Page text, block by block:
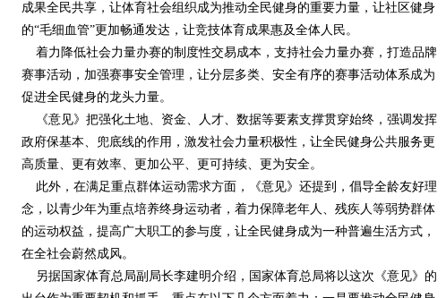
成果全民共享，让体育社会组织成为推动全民健身的重要力量，让社区健身
的“毛细血管”更加畅通发达，让竞技体育成果惠及全体人民。
着力降低社会力量办赛的制度性交易成本，支持社会力量办赛，打造品牌
赛事活动，加强赛事安全管理，让分层多类、安全有序的赛事活动体系成为
促进全民健身的龙头力量。
《意见》把强化土地、资金、人才、数据等要素支撑贯穿始终，强调发挥
政府保基本、兜底线的作用，激发社会力量积极性，让全民健身公共服务更
高质量、更有效率、更加公平、更可持续、更为安全。
此外，在满足重点群体运动需求方面，《意见》还提到，倡导全龄友好理
念，以青少年为重点培养终身运动者，着力保障老年人、残疾人等弱势群体
的运动权益，提高广大职工的参与度，让全民健身成为一种普遍生活方式，
在全社会蔚然成风。
另据国家体育总局副局长李建明介绍，国家体育总局将以这次《意见》的